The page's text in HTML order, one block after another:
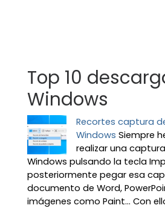
Top 10
Windows
Recortes captura
Windows Siempre
realizar una
Windows pulsando la tecla
posteriormente pegar esa
documento de Word,
imágenes como Paint… Con